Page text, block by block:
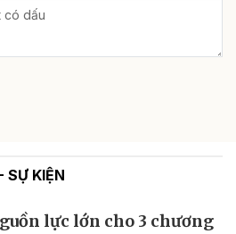
SỰ KIỆN
lực lớn cho 3 chương